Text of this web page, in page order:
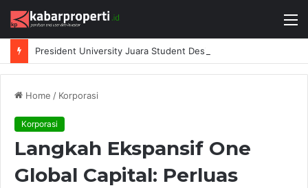
Home / Korporasi
Korporasi
Langkah Ekspansif One
Global Capital: Perluas